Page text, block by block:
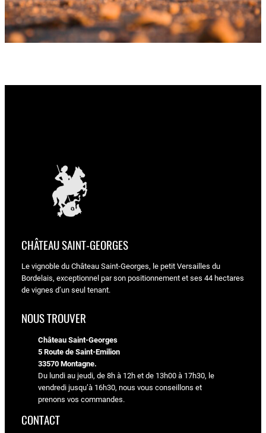
CHÂTEAU SAINT-GEORGES
Le vignoble du Château Saint-Georges, le petit Versailles du
Bordelais, exceptionnel par son positionnement et ses 44 hectares
de vignes d’un seul tenant.
NOUS TROUVER
Château Saint-Georges
5 Route de Saint-Emilion
33570 Montagne.
Du lundi au jeudi, de 8h à 12h et de 13h00 à 17h30, le
vendredi jusqu’à 16h30, nous vous conseillons et
prenons vos commandes.
CONTACT